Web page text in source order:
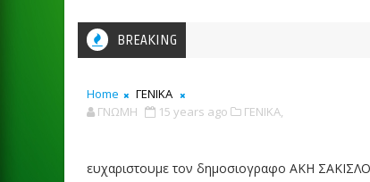
BREAKING
Home
ΓΕΝΙΚΑ
ΓΝΩΜΗ
15 years ago ΓΕΝΙΚΑ,
ευχαριστουμε τον δημοσιογραφο ΑΚΗ